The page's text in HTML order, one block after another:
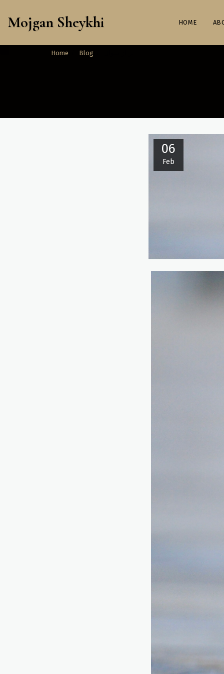
Mojgan Sheykhi HOME
Home Blog
06
Feb